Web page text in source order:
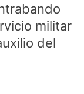
militar
del